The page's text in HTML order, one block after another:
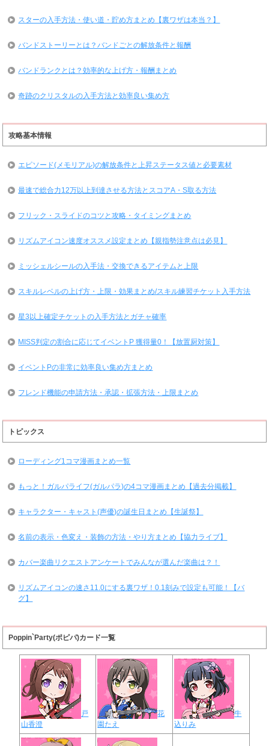
スターの入手方法・使い道・貯め方まとめ【裏ワザは本当？】
バンドストーリーとは？バンドごとの解放条件と報酬
バンドランクとは？効率的な上げ方・報酬まとめ
奇跡のクリスタルの入手方法と効率良い集め方
攻略基本情報
エピソード(メモリアル)の解放条件と上昇ステータス値と必要素材
最速で総合力12万以上到達させる方法とスコアA・S取る方法
フリック・スライドのコツと攻略・タイミングまとめ
リズムアイコン速度オススメ設定まとめ【親指勢注意点は必見】
ミッシェルシールの入手法・交換できるアイテムと上限
スキルレベルの上げ方・上限・効果まとめ/スキル練習チケット入手方法
星3以上確定チケットの入手方法とガチャ確率
MISS判定の割合に応じてイベントP 獲得量0！【放置厨対策】
イベントPの非常に効率良い集め方まとめ
フレンド機能の申請方法・承認・拡張方法・上限まとめ
トピックス
ローディング1コマ漫画まとめ一覧
もっと！ガルパライフ(ガルパラ)の4コマ漫画まとめ【過去分掲載】
キャラクター・キャスト(声優)の誕生日まとめ【生誕祭】
名前の表示・色変え・装飾の方法・やり方まとめ【協力ライブ】
カバー楽曲リクエストアンケートでみんなが選んだ楽曲は？！
リズムアイコンの速さ11.0にする裏ワザ！0.1刻みで設定も可能！【バ
グ】
Poppin`Party(ポピパ)カード一覧
戸
山香澄
花
園たえ
牛
込りみ